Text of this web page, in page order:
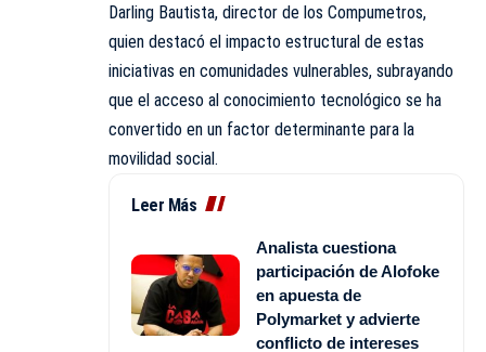
Darling Bautista, director de los Compumetros,
quien destacó el impacto estructural de estas
iniciativas en comunidades vulnerables, subrayando
que el acceso al conocimiento tecnológico se ha
convertido en un factor determinante para la
movilidad social.
Leer Más
Analista cuestiona
participación de Alofoke
en apuesta de
Polymarket y advierte
conflicto de intereses